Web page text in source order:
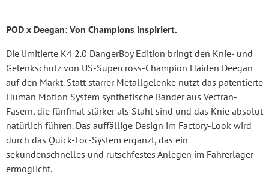
POD x Deegan: Von Champions inspiriert.
Die limitierte K4 2.0 DangerBoy Edition bringt den Knie- und
Gelenkschutz von US-Supercross-Champion Haiden Deegan
auf den Markt. Statt starrer Metallgelenke nutzt das patentierte
Human Motion System synthetische Bänder aus Vectran-
Fasern, die fünfmal stärker als Stahl sind und das Knie absolut
natürlich führen. Das auffällige Design im Factory-Look wird
durch das Quick-Loc-System ergänzt, das ein
sekundenschnelles und rutschfestes Anlegen im Fahrerlager
ermöglicht.